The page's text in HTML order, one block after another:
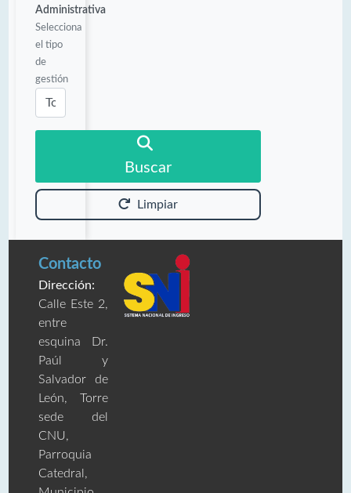
Administrativa
Selecciona
el tipo
de
gestión
Buscar
Limpiar
Contacto
Dirección:
Calle Este 2,
entre
esquina Dr.
Paúl y
Salvador de
León, Torre
sede del
CNU,
Parroquia
Catedral,